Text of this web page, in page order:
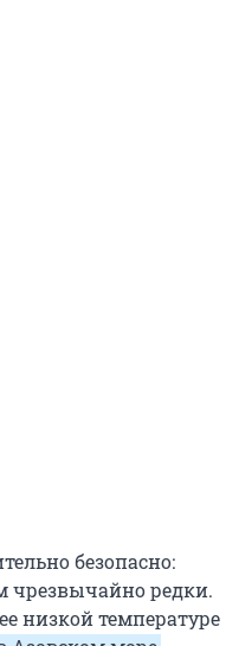
безопасно:
чрезвычайно редки.
низкой температуре